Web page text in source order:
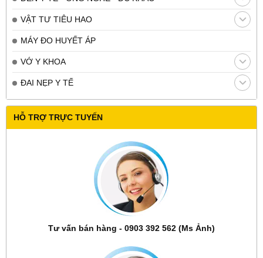
VẬT TƯ TIÊU HAO
MÁY ĐO HUYẾT ÁP
VỚ Y KHOA
ĐAI NẸP Y TẾ
HỖ TRỢ TRỰC TUYẾN
Tư vấn bán hàng - 0903 392 562 (Ms Ảnh)